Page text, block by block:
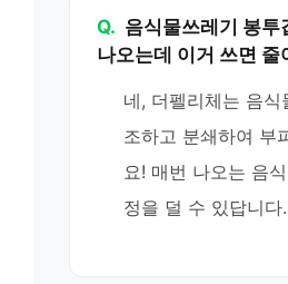
Q. 음식물쓰레기 봉투
나오는데 이거 쓰면 줄
네, 더펠리체는 음식
조하고 분쇄하여 부
요! 매번 나오는 음
정을 덜 수 있답니다.